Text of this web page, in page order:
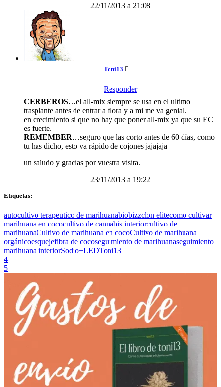
22/11/2013 a 21:08
Toni13
Responder
CERBEROS…el all-mix siempre se usa en el ultimo
trasplante antes de entrar a flora y a mi me va genial.
en crecimiento si que no hay que poner all-mix ya que su EC
es fuerte.
REMEMBER…seguro que las corto antes de 60 días, como
tu has dicho, esto va rápido de cojones jajajaja
un saludo y gracias por vuestra visita.
23/11/2013 a 19:22
Etiquetas:
autocultivo terapeutico de marihuanabiobizzclon elitecomo cultivar
marihuana en cococultivo de cannabis interiorcultivo de
marihuanaCultivo de marihuana en cocoCultivo de marihuana
orgánicoesquejefibra de cocoseguimiento de marihuanaseguimiento
marihuana interiorSodio+LEDToni13